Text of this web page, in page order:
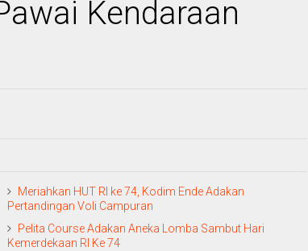
Kendaraan
Meriahkan HUT RI ke 74, Kodim Ende Adakan
Pertandingan Voli Campuran
Pelita Course Adakan Aneka Lomba Sambut Hari
Kemerdekaan RI Ke 74